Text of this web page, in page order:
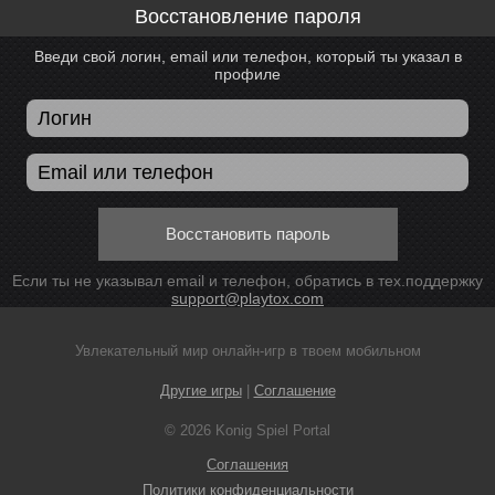
Восстановление пароля
Введи свой логин, email или телефон, который ты указал в
профиле
Восстановить пароль
Если ты не указывал email и телефон, обратись в тех.поддержку
support@playtox.com
Увлекательный мир онлайн-игр в твоем мобильном
Другие игры| Соглашение
© 2026 Konig Spiel Portal
Соглашения
Политики конфиденциальности